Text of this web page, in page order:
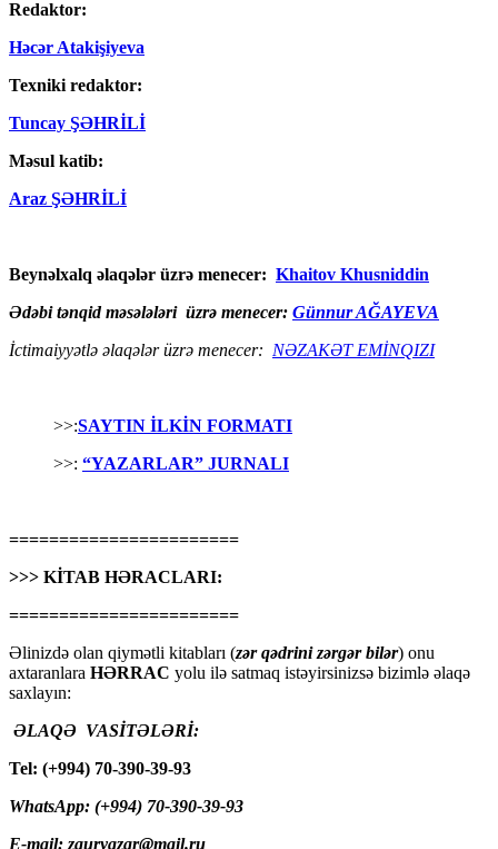
Redaktor:
Həcər Atakişiyeva
Texniki redaktor:
Tuncay ŞƏHRİLİ
Məsul katib:
Araz ŞƏHRİLİ
Beynəlxalq əlaqələr üzrə menecer: Khaitov Khusniddin
Ədəbi tənqid məsələləri üzrə menecer: Günnur AĞAYEVA
İctimaiyyətlə əlaqələr üzrə menecer: NƏZAKƏT EMİNQIZI
>>:SAYTIN İLKİN FORMATI
>>: “YAZARLAR” JURNALI
=======================
>>> KİTAB HƏRACLARI:
=======================
Əlinizdə olan qiymətli kitabları (zər qədrini zərgər bilər) onu
axtaranlara HƏRRAC yolu ilə satmaq istəyirsinizsə bizimlə əlaqə
saxlayın:
ƏLAQƏ VASİTƏLƏRİ:
Tel: (+994) 70-390-39-93
WhatsApp: (+994) 70-390-39-93
E-mail: zauryazar@mail.ru